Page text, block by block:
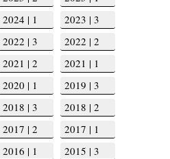
2024 | 1
2023 | 3
2022 | 3
2022 | 2
2021 | 2
2021 | 1
2020 | 1
2019 | 3
2018 | 3
2018 | 2
2017 | 2
2017 | 1
2016 | 1
2015 | 3